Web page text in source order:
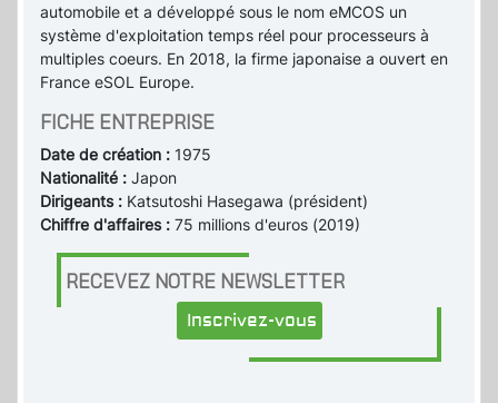
automobile et a développé sous le nom eMCOS un
système d'exploitation temps réel pour processeurs à
multiples coeurs. En 2018, la firme japonaise a ouvert en
France eSOL Europe.
FICHE ENTREPRISE
Date de création : 1975
Nationalité : Japon
Dirigeants : Katsutoshi Hasegawa (président)
Chiffre d'affaires : 75 millions d'euros (2019)
RECEVEZ NOTRE NEWSLETTER
Inscrivez-vous